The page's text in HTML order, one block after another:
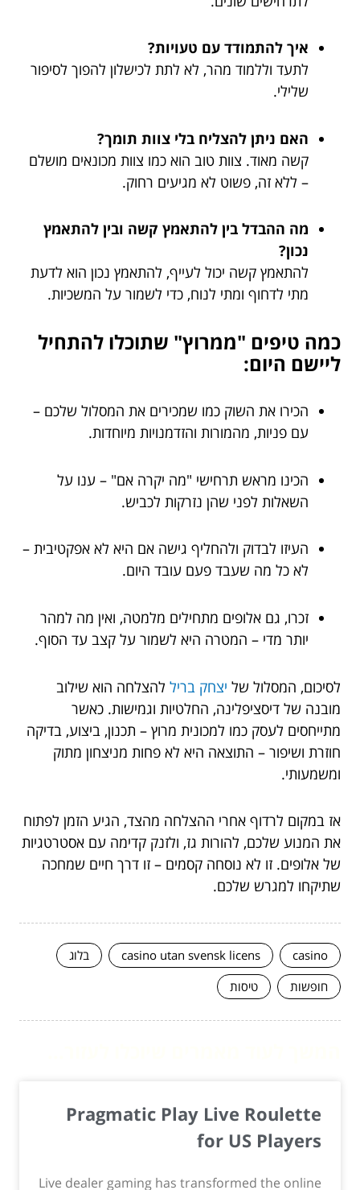
איך להתמודד עם טעויות?
לתעד וללמוד מהר, לא לתת לכישלון להפוך לסיפור
שלילי.
האם ניתן להצליח בלי צוות תומך?
קשה מאוד. צוות טוב הוא כמו צוות מכונאים מושלם
– ללא זה, פשוט לא מגיעים רחוק.
מה ההבדל בין להתאמץ קשה ובין להתאמץ
נכון?
להתאמץ קשה יכול לעייף, להתאמץ נכון הוא לדעת
מתי לדחוף ומתי לנוח, כדי לשמור על המשכיות.
כמה טיפים "ממרוץ" שתוכלו להתחיל
ליישם היום:
הכירו את השוק כמו שמכירים את המסלול שלכם –
עם פניות, מהמורות והזדמנויות מיוחדות.
הכינו מראש תרחישי "מה יקרה אם" – ענו על
השאלות לפני שהן נזרקות לכביש.
העיזו לבדוק ולהחליף גישה אם היא לא אפקטיבית –
לא כל מה שעבד פעם עובד היום.
זכרו, גם אלופים מתחילים מלמטה, ואין מה למהר
יותר מדי – המטרה היא לשמור על קצב עד הסוף.
לסיכום, המסלול של יצחק בריל להצלחה הוא שילוב
מובנה של דיסציפלינה, החלטיות וגמישות. כאשר
מתייחסים לעסק כמו למכונית מרוץ – תכנון, ביצוע, בדיקה
חוזרת ושיפור – התוצאה היא לא פחות מניצחון מתוק
ומשמעותי.
אז במקום לרדוף אחרי ההצלחה מהצד, הגיע הזמן לפתוח
את המנוע שלכם, להורות גז, ולזנק קדימה עם אסטרטגיות
של אלופים. זו לא נוסחה קסמים – זו דרך חיים שמחכה
שתיקחו למגרש שלכם.
casino
casino utan svensk licens
בלוג
חופשות
טיסות
Pragmatic Play Live Roulette
for US Players
Live dealer gaming has transformed the online